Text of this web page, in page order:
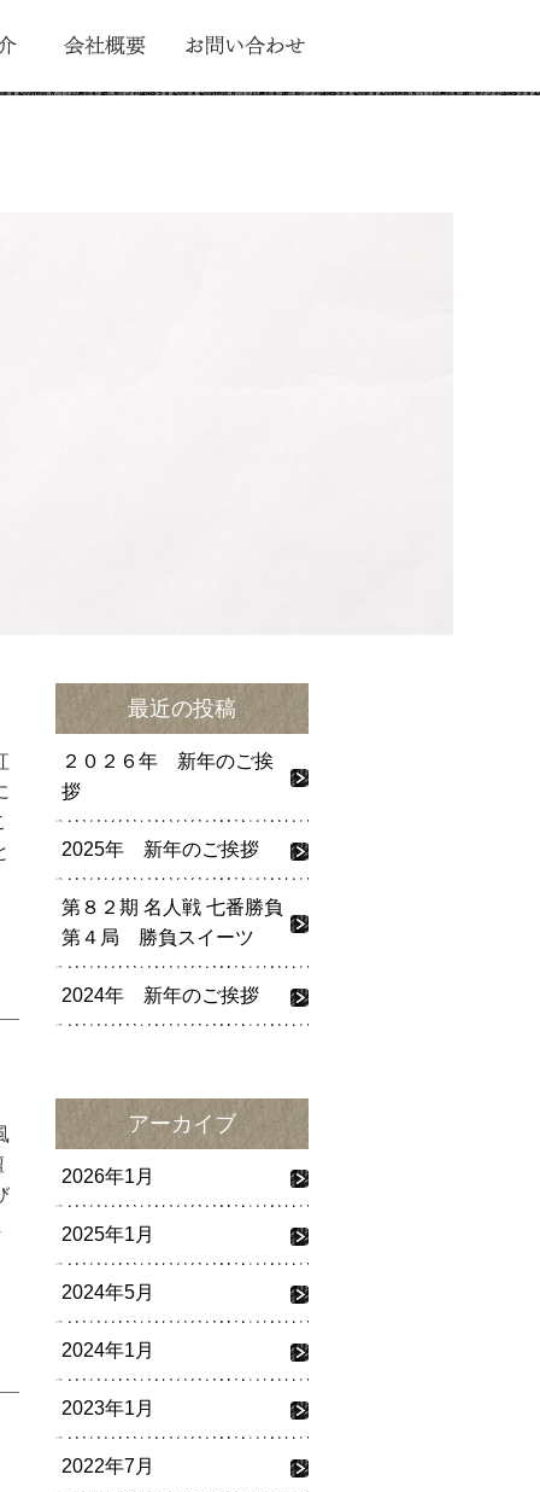
最近の投稿
２０２６年 新年のご挨
拶
2025年 新年のご挨拶
第８２期 名人戦 七番勝負
第４局 勝負スイーツ
2024年 新年のご挨拶
アーカイブ
2026年1月
2025年1月
2024年5月
2024年1月
2023年1月
2022年7月